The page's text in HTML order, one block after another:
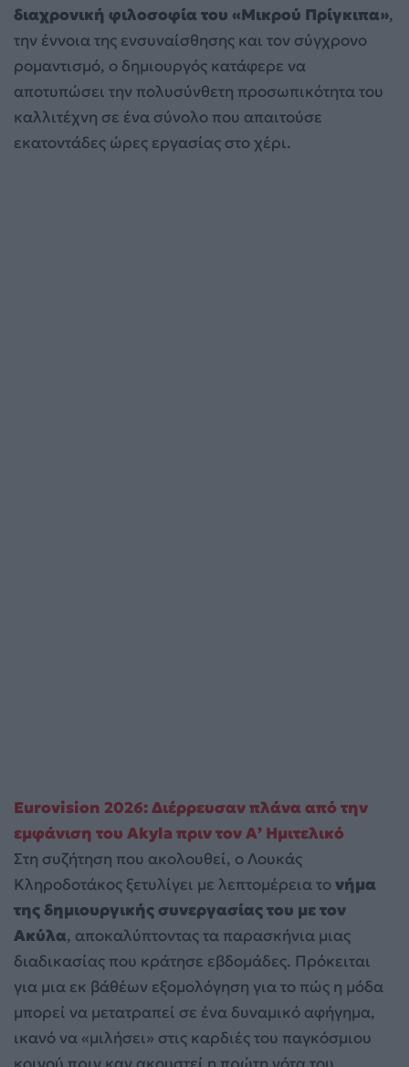
διαχρονική φιλοσοφία του «Μικρού Πρίγκιπα»,
την έννοια της ενσυναίσθησης και τον σύγχρονο
ρομαντισμό, ο δημιουργός κατάφερε να
αποτυπώσει την πολυσύνθετη προσωπικότητα του
καλλιτέχνη σε ένα σύνολο που απαιτούσε
εκατοντάδες ώρες εργασίας στο χέρι.
Eurovision 2026: Διέρρευσαν πλάνα από την
εμφάνιση του Akyla πριν τον Α’ Ημιτελικό
Στη συζήτηση που ακολουθεί, ο Λουκάς
Κληροδοτάκος ξετυλίγει με λεπτομέρεια τονήμα
της δημιουργικής συνεργασίας του με τον
Ακύλα, αποκαλύπτοντας τα παρασκήνια μιας
διαδικασίας που κράτησε εβδομάδες. Πρόκειται
για μια εκ βάθέων εξομολόγηση για το πώς η μόδα
μπορεί να μετατραπεί σε ένα δυναμικό αφήγημα,
ικανό να «μιλήσει» στις καρδιές του παγκόσμιου